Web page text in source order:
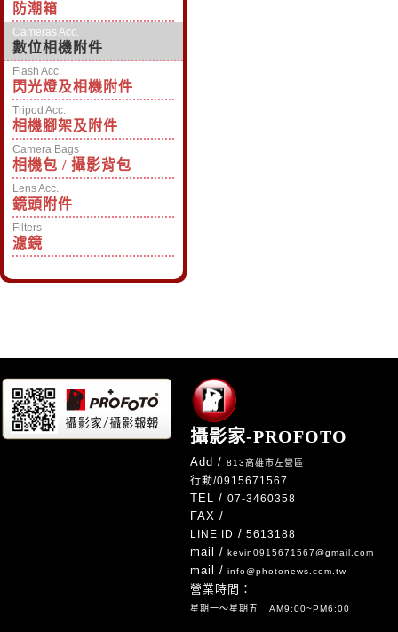
防潮箱
Cameras Acc.
數位相機附件
Flash Acc.
閃光燈及相機附件
Tripod Acc.
相機腳架及附件
Camera Bags
相機包 / 攝影背包
Lens Acc.
鏡頭附件
Filters
濾鏡
攝影家-PROFOTO
Add / 813高雄市左營區
行動/0915671567
TEL / 07-3460358
FAX /
LINE ID / 5613188
mail / kevin0915671567@gmail.com
mail / info@photonews.com.tw
營業時間：
星期一～星期五 AM9:00~PM6:00